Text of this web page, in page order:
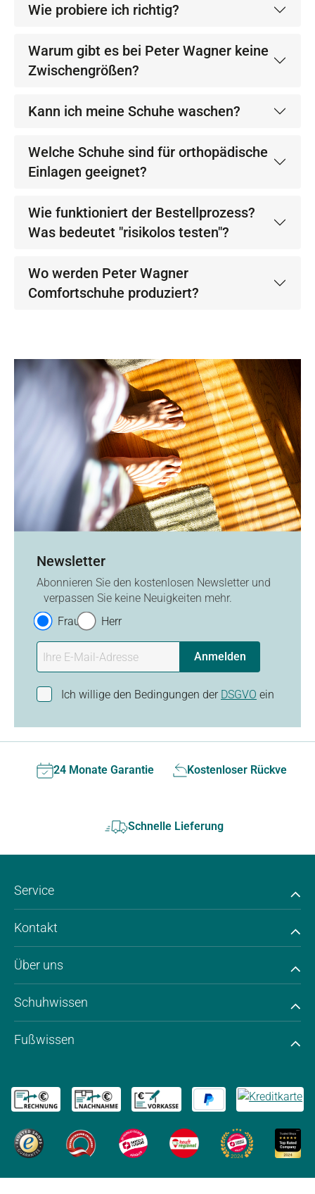
Wie probiere ich richtig?
Warum gibt es bei Peter Wagner keine
Zwischengrößen?
Kann ich meine Schuhe waschen?
Welche Schuhe sind für orthopädische
Einlagen geeignet?
Wie funktioniert der Bestellprozess?
Was bedeutet "risikolos testen"?
Wo werden Peter Wagner
Comfortschuhe produziert?
Newsletter
Abonnieren Sie den kostenlosen Newsletter und
verpassen Sie keine Neuigkeiten mehr.
Frau
Herr
Anmelden
Ich willige den Bedingungen der DSGVO ein
24 Monate Garantie Kostenloser Rückversand
Schnelle Lieferung
Service
Kontakt
Über uns
Schuhwissen
Fußwissen